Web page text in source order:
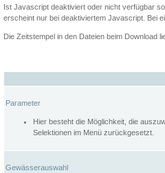
Ist Javascript deaktiviert oder nicht verfügbar
erscheint nur bei deaktiviertem Javascript. Bei
Die Zeitstempel in den Dateien beim Download
Parameter
Hier besteht die Möglichkeit, die
Selektionen im Menü zurückgesetzt.
Gewässerauswahl